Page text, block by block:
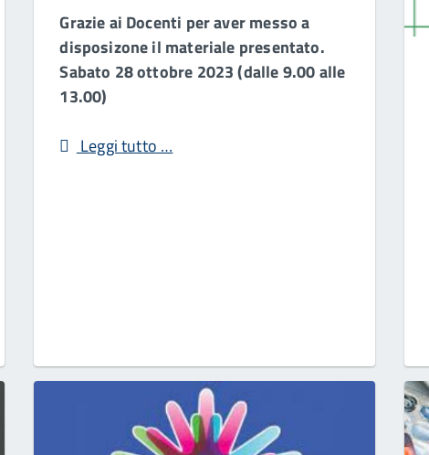
Grazie ai Docenti per aver messo a
disposizone il materiale presentato.
Sabato 28 ottobre 2023 (dalle 9.00 alle
13.00)
Leggi tutto …